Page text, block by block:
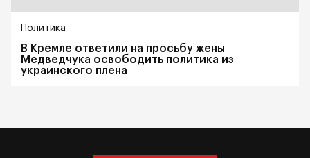
Политика
В Кремле ответили на просьбу жены
Медведчука освободить политика из
украинского плена